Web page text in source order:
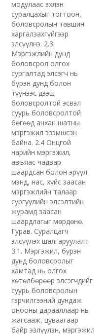
модулаас эхлэн
суралцахыг тогтоон,
боловсролын төвшин
харгалзахгүйгээр
элсүүлнэ. 2.3.
Мэргэжлийн дунд
боловсрол олгох
сургалтад элсэгч нь
бүрэн дунд болон
түүнээс дээш
боловсролтой эсвэл
суурь боловсролтой
бөгөөд анхан шатны
мэргэжил эзэмшсэн
байна. 2.4 Онцгой
нарийн мэргэжил,
авъяас чадвар
шаардсан болон эрүүл
мэнд, нас, хүйс заасан
мэргэжлийн талаар
сургуулийн элсэлтийн
журамд заасан
шаардлагыг мөрдөнө.
Гурав. Суралцагч
элсүүлэх шалгаруулалт
3.1. Мэргэжил, бүрэн
дунд боловсролыг
хамтад нь олгох
хөтөлбөрөөр элсэгчдийг
суурь боловсролын
гэрчилгээний дундаж
онооны дарааллаар нь
жагсааж, цуваагаар
байр эзлүүлэн, мэргэжил